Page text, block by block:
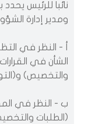
نائبا للرئيس
ومدير إدارة
أ - النظر في
الشأن في
والتخصيص)
ب - النظر في
(الطلبات